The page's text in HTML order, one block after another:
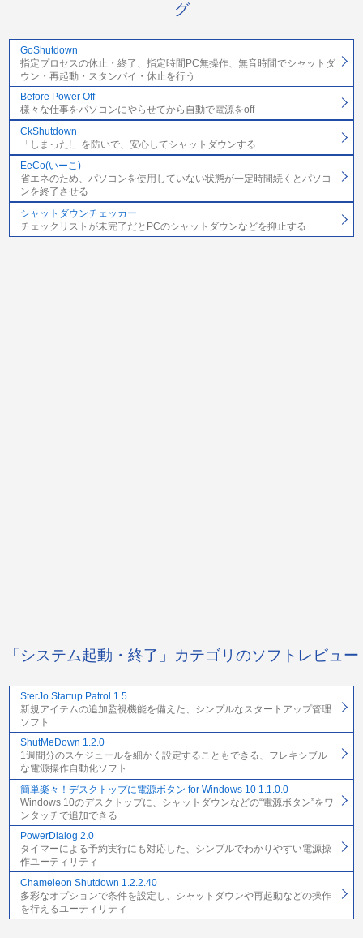
グ
GoShutdown
指定プロセスの休止・終了、指定時間PC無操作、無音時間でシャットダ
ウン・再起動・スタンバイ・休止を行う
Before Power Off
様々な仕事をパソコンにやらせてから自動で電源をoff
CkShutdown
「しまった!」を防いで、安心してシャットダウンする
EeCo(いーこ)
省エネのため、パソコンを使用していない状態が一定時間続くとパソコ
ンを終了させる
シャットダウンチェッカー
チェックリストが未完了だとPCのシャットダウンなどを抑止する
「システム起動・終了」カテゴリのソフトレビュー
SterJo Startup Patrol 1.5
新規アイテムの追加監視機能を備えた、シンプルなスタートアップ管理
ソフト
ShutMeDown 1.2.0
1週間分のスケジュールを細かく設定することもできる、フレキシブル
な電源操作自動化ソフト
簡単楽々！デスクトップに電源ボタン for Windows 10 1.1.0.0
Windows 10のデスクトップに、シャットダウンなどの“電源ボタン”をワ
ンタッチで追加できる
PowerDialog 2.0
タイマーによる予約実行にも対応した、シンプルでわかりやすい電源操
作ユーティリティ
Chameleon Shutdown 1.2.2.40
多彩なオプションで条件を設定し、シャットダウンや再起動などの操作
を行えるユーティリティ